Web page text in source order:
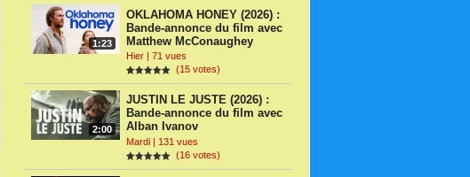
1:23
OKLAHOMA HONEY (2026) :
Bande-annonce du film avec
Matthew McConaughey
Hier | 71 vues
(15 votes)
2:00
JUSTIN LE JUSTE (2026) :
Bande-annonce du film avec
Alban Ivanov
Mardi | 131 vues
(16 votes)